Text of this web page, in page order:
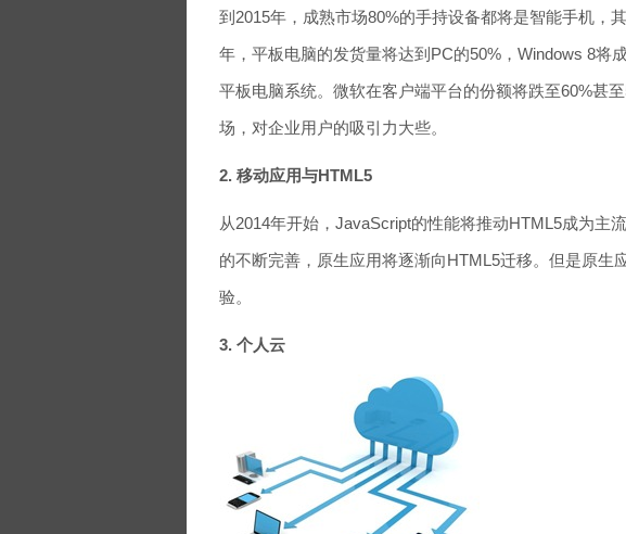
到2015年，成熟市场80%的手持设备都将是智能手机，
年，平板电脑的发货量将达到PC的50%，Windows 8将
平板电脑系统。微软在客户端平台的份额将跌至60%甚
场，对企业用户的吸引力大些。
2. 移动应用与HTML5
从2014年开始，JavaScript的性能将推动HTML5成为主
的不断完善，原生应用将逐渐向HTML5迁移。但是原生
验。
3. 个人云